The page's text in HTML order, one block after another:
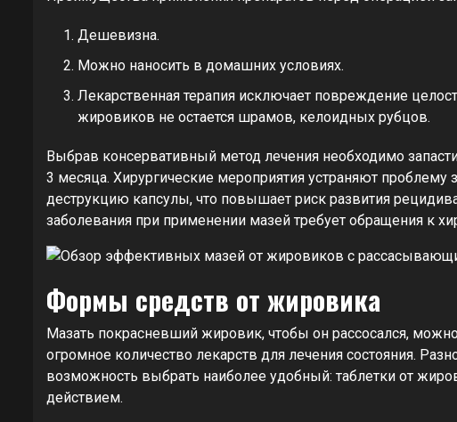
Дешевизна.
Можно наносить в домашних условиях.
Лекарственная терапия исключает повреждение
жировиков не остается шрамов, келоидных рубцов.
Выбрав консервативный метод лечения необходимо
3 месяца. Хирургические мероприятия устраняют
деструкцию капсулы, что повышает риск развития
заболевания при применении мазей требует обращения к
Формы средств от жировика
Мазать покрасневший жировик, чтобы он рассосался,
огромное количество лекарств для лечения состояния.
возможность выбрать наиболее удобный: таблетки от
действием.